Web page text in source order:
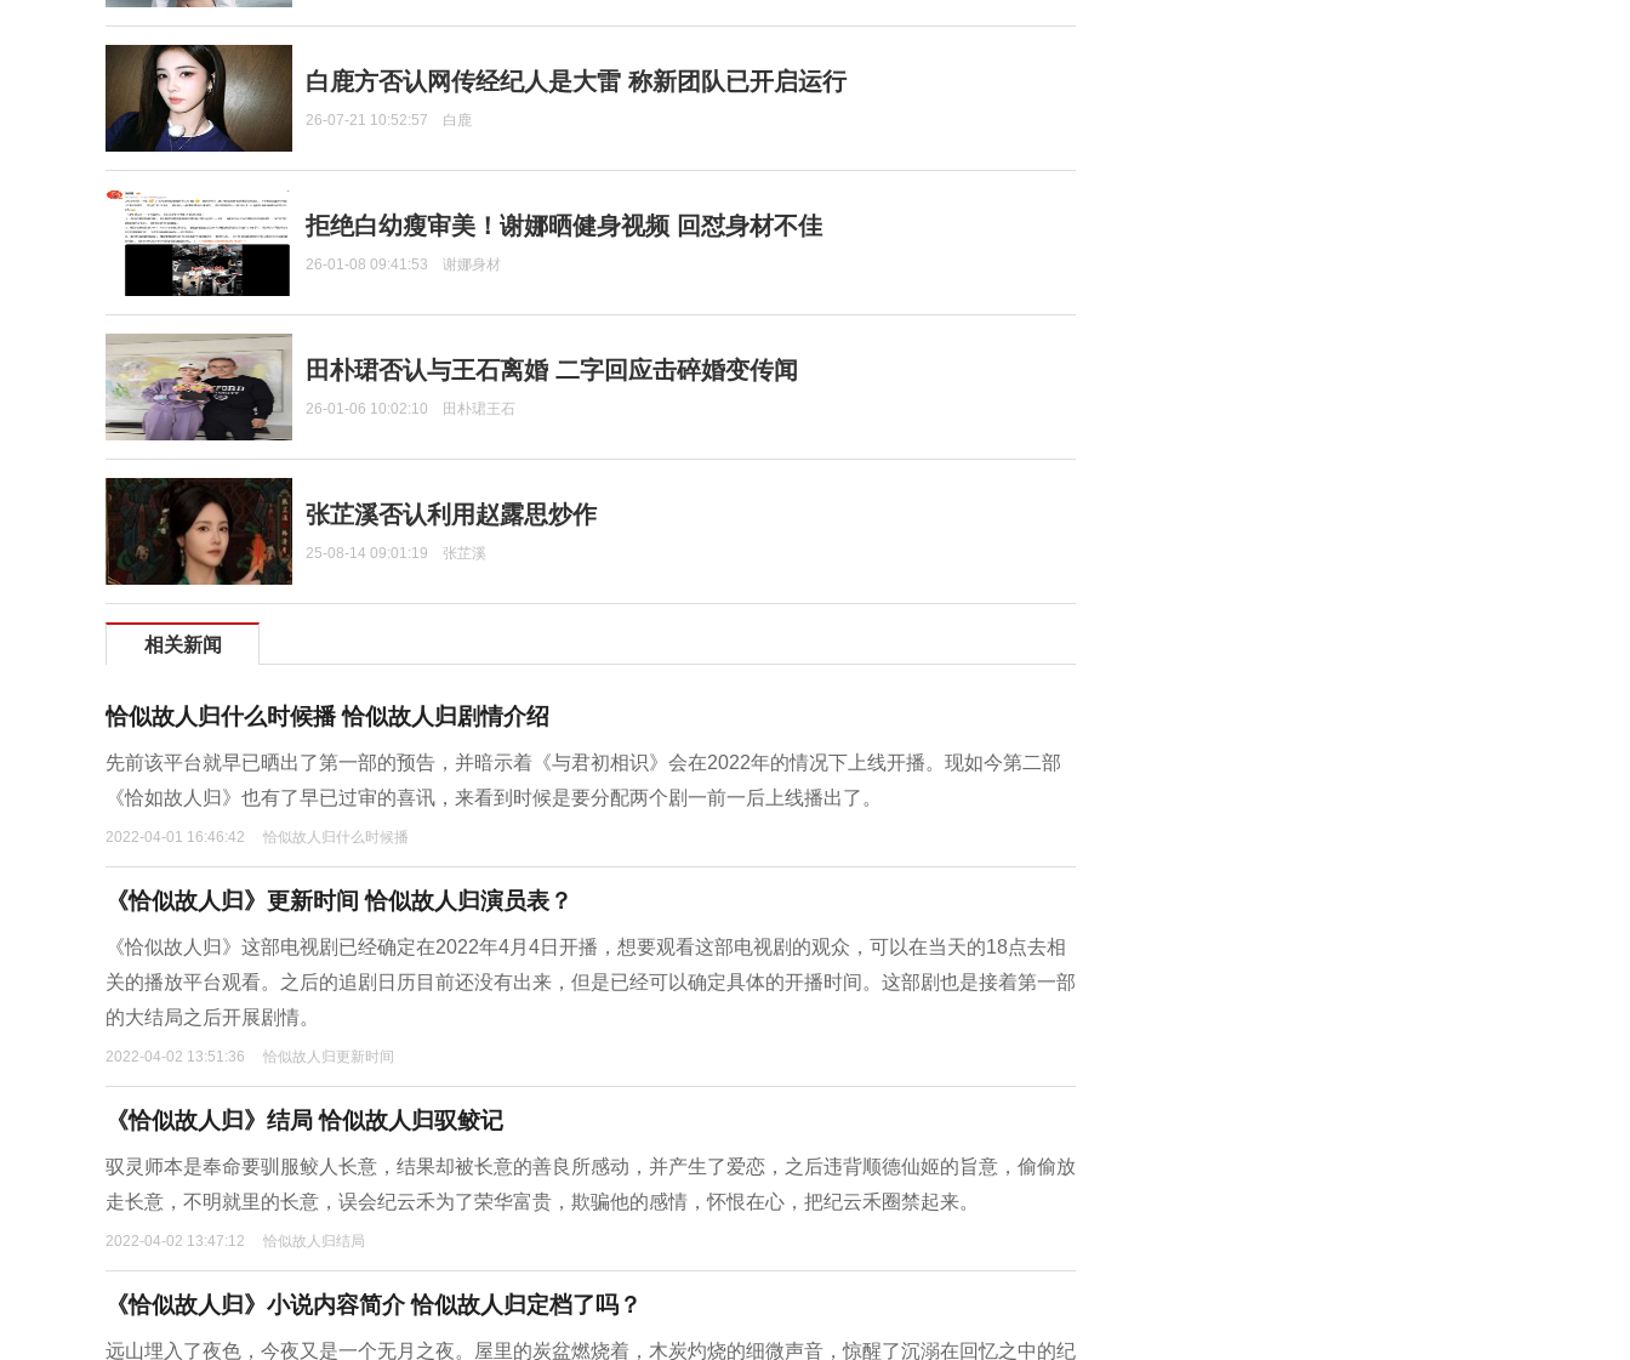
白鹿方否认网传经纪人是大雷 称新团队已开启运行
26-07-21 10:52:57 白鹿
拒绝白幼瘦审美！谢娜晒健身视频 回怼身材不佳
26-01-08 09:41:53 谢娜身材
田朴珺否认与王石离婚 二字回应击碎婚变传闻
26-01-06 10:02:10 田朴珺王石
张芷溪否认利用赵露思炒作
25-08-14 09:01:19 张芷溪
相关新闻
恰似故人归什么时候播 恰似故人归剧情介绍
先前该平台就早已晒出了第一部的预告，并暗示着《与君初相识》会在2022年的情况下上线开播。现如今第二部
《恰如故人归》也有了早已过审的喜讯，来看到时候是要分配两个剧一前一后上线播出了。
2022-04-01 16:46:42 恰似故人归什么时候播
《恰似故人归》更新时间 恰似故人归演员表？
《恰似故人归》这部电视剧已经确定在2022年4月4日开播，想要观看这部电视剧的观众，可以在当天的18点去相
关的播放平台观看。之后的追剧日历目前还没有出来，但是已经可以确定具体的开播时间。这部剧也是接着第一部
的大结局之后开展剧情。
2022-04-02 13:51:36 恰似故人归更新时间
《恰似故人归》结局 恰似故人归驭鲛记
驭灵师本是奉命要驯服鲛人长意，结果却被长意的善良所感动，并产生了爱恋，之后违背顺德仙姬的旨意，偷偷放
走长意，不明就里的长意，误会纪云禾为了荣华富贵，欺骗他的感情，怀恨在心，把纪云禾圈禁起来。
2022-04-02 13:47:12 恰似故人归结局
《恰似故人归》小说内容简介 恰似故人归定档了吗？
远山埋入了夜色，今夜又是一个无月之夜。屋里的炭盆燃烧着，木炭灼烧的细微声音，惊醒了沉溺在回忆之中的纪